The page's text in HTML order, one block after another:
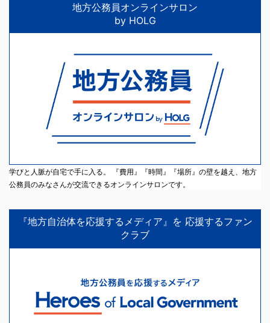
地方公務員オンラインサロン
by HOLG
学びと人脈が自宅で手に入る。 『費用』『時間』『場所』の壁を越え、地方
公務員のみなさんが交流できるオンラインサロンです。
『地方自治体を応援するメディア』を 応援するファン
クラブ